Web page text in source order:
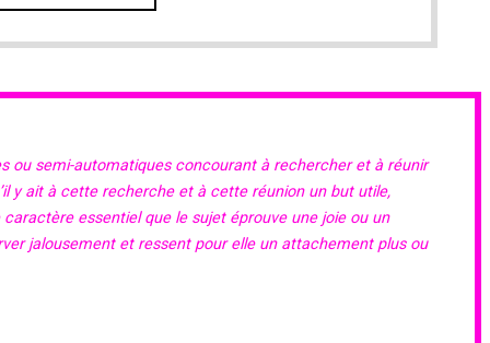
ou semi-automatiques concourant à rechercher et à réunir
y ait à cette recherche et à cette réunion un but utile,
essentiel que le sujet éprouve une joie ou un
jalousement et ressent pour elle un attachement plus ou